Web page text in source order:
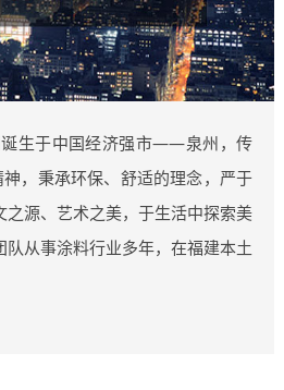
于中国经济强市——泉州，传
神，秉承环保、舒适的理念，严于
之源、艺术之美，于生活中探索美
队从事涂料行业多年，在福建本土
业经验，厚积薄发，因而拥有了业